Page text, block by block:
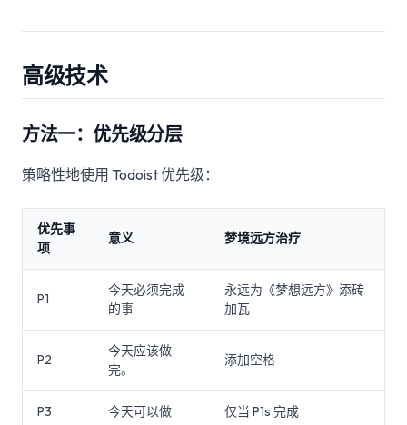
高级技术
方法一：优先级分层
策略性地使用 Todoist 优先级：
优先事
项
意义 梦境远方治疗
P1
今天必须完成
的事
永远为《梦想远方》添砖
加瓦
P2
今天应该做
完。
添加空格
P3 今天可以做 仅当 P1s 完成